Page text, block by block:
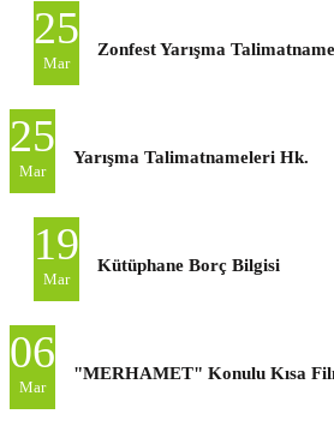
25
Mar
Zonfest Yarışma
25
Mar
Yarışma Talimatnameleri Hk.
19
Mar
Kütüphane Borç Bilgisi
06
Mar
"MERHAMET" Konulu Kısa